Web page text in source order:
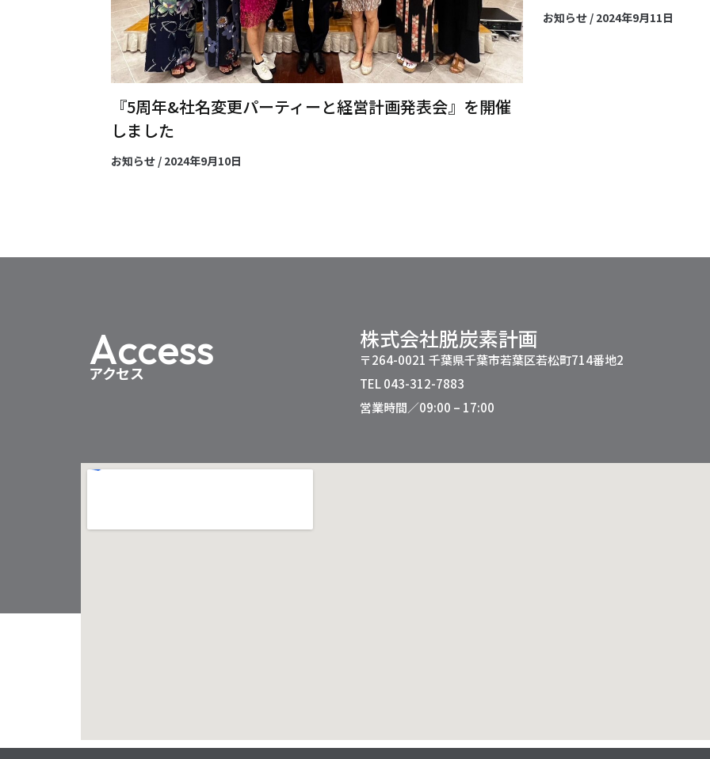
『5周年&社名変更パーティーと経営計画発表会』を開催
しました
お知らせ/ 2024年9月10日
お知らせ/ 2024年9月11日
Access
アクセス
株式会社脱炭素計画
〒264-0021 千葉県千葉市若葉区若松町714番地2
TEL 043-312-7883
営業時間／09:00 – 17:00